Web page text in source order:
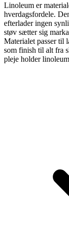
Linoleum er
hverdagsfordele.
efterlader ingen
støv sætter sig
Materialet passer til
som finish til alt fra
pleje holder